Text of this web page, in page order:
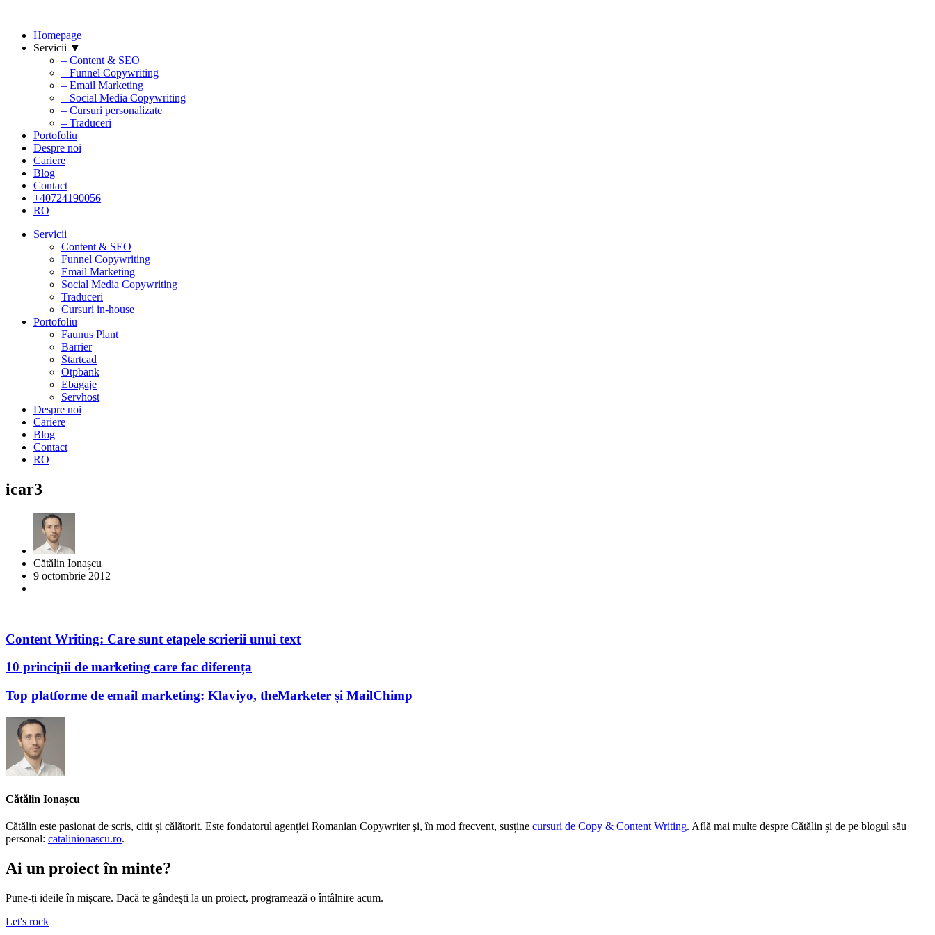
Homepage
Servicii ▼
– Content & SEO
– Funnel Copywriting
– Email Marketing
– Social Media Copywriting
– Cursuri personalizate
– Traduceri
Portofoliu
Despre noi
Cariere
Blog
Contact
+40724190056
RO
Servicii
Content & SEO
Funnel Copywriting
Email Marketing
Social Media Copywriting
Traduceri
Cursuri in-house
Portofoliu
Faunus Plant
Barrier
Startcad
Otpbank
Ebagaje
Servhost
Despre noi
Cariere
Blog
Contact
RO
icar3
Cătălin Ionașcu
9 octombrie 2012
Content Writing: Care sunt etapele scrierii unui text
10 principii de marketing care fac diferența
Top platforme de email marketing: Klaviyo, theMarketer și MailChimp
Cătălin Ionașcu
Cătălin este pasionat de scris, citit și călătorit. Este fondatorul agenției Romanian Copywriter şi, în mod frecvent, susține cursuri de Copy & Content Writing. Află mai multe despre Cătălin și de pe blogul său
personal: catalinionascu.ro.
Ai un proiect în minte?
Pune-ți ideile în mișcare. Dacă te gândești la un proiect, programează o întâlnire acum.
Let's rock